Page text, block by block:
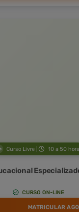
Curso Livre 10 a 50
CURSO ON-LINE
MATRICULAR